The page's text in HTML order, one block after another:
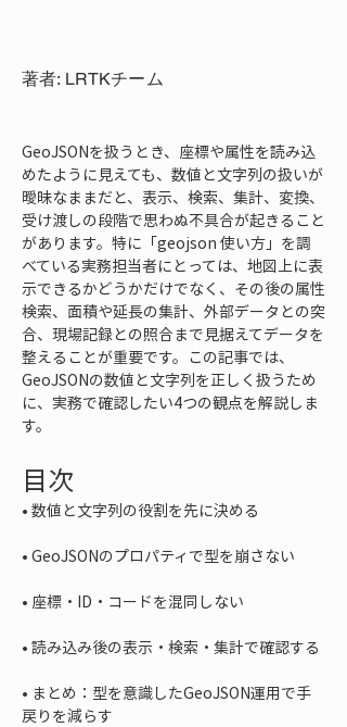
著者: LRTKチーム
GeoJSONを扱うとき、座標や属性を読み込
めたように見えても、数値と文字列の扱いが
曖昧なままだと、表示、検索、集計、変換、
受け渡しの段階で思わぬ不具合が起きること
があります。特に「geojson 使い方」を調
べている実務担当者にとっては、地図上に表
示できるかどうかだけでなく、その後の属性
検索、面積や延長の集計、外部データとの突
合、現場記録との照合まで見据えてデータを
整えることが重要です。この記事では、
GeoJSONの数値と文字列を正しく扱うため
に、実務で確認したい4つの観点を解説しま
す。
目次
•
•
•
•
• まとめ：型を意識したGeoJSON運用で手
戻りを減らす